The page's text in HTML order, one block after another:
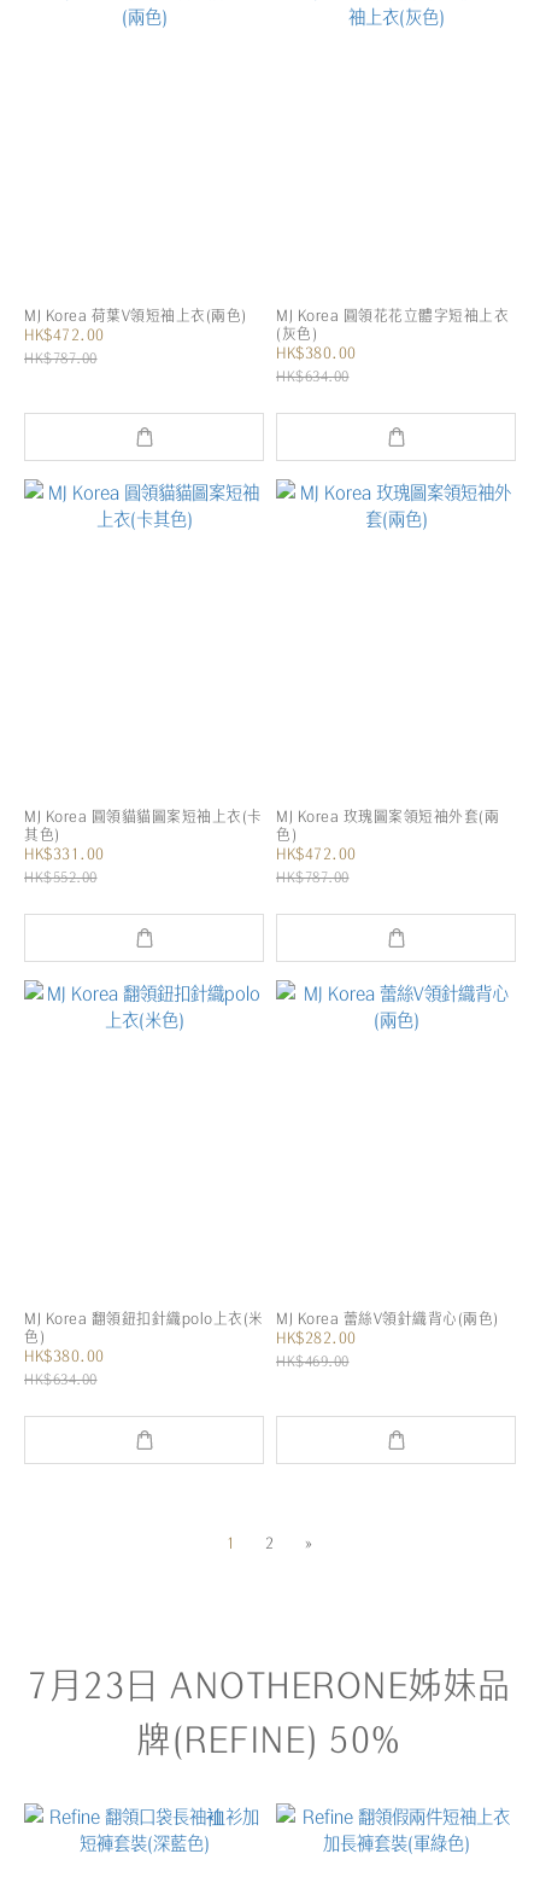
MJ Korea 荷葉V領短袖上衣(兩色)
HK$472.00
HK$787.00
MJ Korea 圓領花花立體字短袖上衣
(灰色)
HK$380.00
HK$634.00
MJ Korea 圓領貓貓圖案短袖上衣(卡
其色)
HK$331.00
HK$552.00
MJ Korea 玫瑰圖案領短袖外套(兩
色)
HK$472.00
HK$787.00
MJ Korea 翻領鈕扣針織polo上衣(米
色)
HK$380.00
HK$634.00
MJ Korea 蕾絲V領針織背心(兩色)
HK$282.00
HK$469.00
1 2 »
7月23日 ANOTHERONE姊妹品
牌(REFINE) 50%